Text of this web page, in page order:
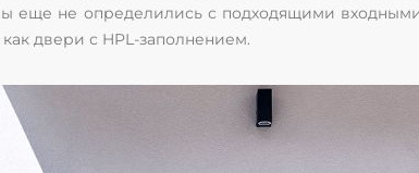
еще не определились с подходящими
двери с HPL-заполнением.